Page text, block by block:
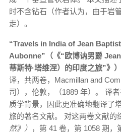
时不含钻石（作者认为，由于岩
走）。
“Travels in India of Jean
Aubonne”（《“欧博讷男爵
蒂斯特·塔维涅）的印度之旅”》）
译，共两卷，Macmillan and
司），伦敦，（1889 年）。 译
质学背景，因此更准确地翻译了
旅的著名文献。 对这两卷文献的
然》） ，第 41 卷，第 1058 期，